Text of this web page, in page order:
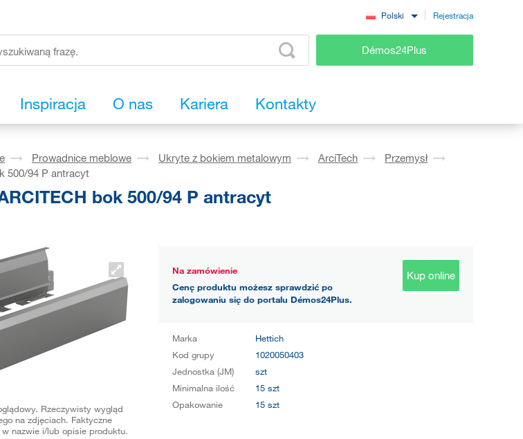
Polski Rejestracja
Démos24Plus
Inspiracja O nas Kariera Kontakty
Prowadnice meblowe Ukryte z bokiem metalowym ArciTech
Przemysł
500/94 P antracyt
bok 500/94 P antracyt
Rzeczywisty wygląd
na zdjęciach. Faktyczne
nazwie i/lub opisie produktu.
Na zamówienie
Cenę produktu możesz sprawdzić po
zalogowaniu się do portalu Démos24Plus.
Kup online
Marka
Hettich
Kod grupy
1020050403
Jednostka (JM)
szt
Minimalna ilość
15 szt
Opakowanie
15 szt